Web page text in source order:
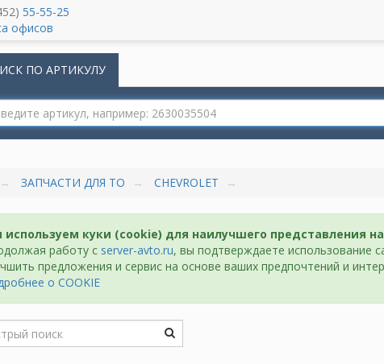
55-55-25
офисов
ПО АРТИКУЛУ
ЗАПЧАСТИ ДЛЯ ТО CHEVROLET
куки (cookie) для наилучшего представления
работу с server-avto.ru, вы подтверждаете использование
предложения и сервис на основе ваших предпочтений и
о COOKIE